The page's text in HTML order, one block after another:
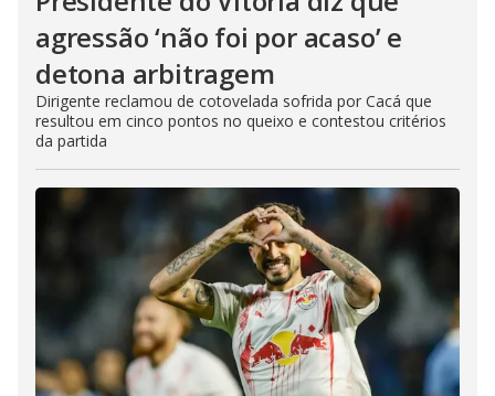
agressão ‘não foi por acaso’ e
detona arbitragem
Dirigente reclamou de cotovelada sofrida por Cacá que
resultou em cinco pontos no queixo e contestou critérios
da partida